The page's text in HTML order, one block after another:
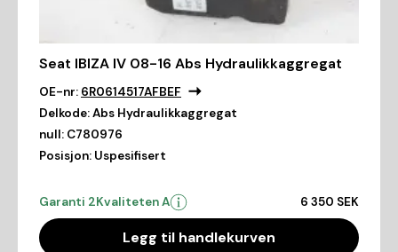
Seat IBIZA IV 08-16 Abs Hydraulikkaggregat
OE-nr: 6R0614517AFBEF
Delkode:Abs Hydraulikkaggregat
null: C780976
Posisjon: Uspesifisert
Garanti 2Kvaliteten A 6 350 SEK
Legg til handlekurven